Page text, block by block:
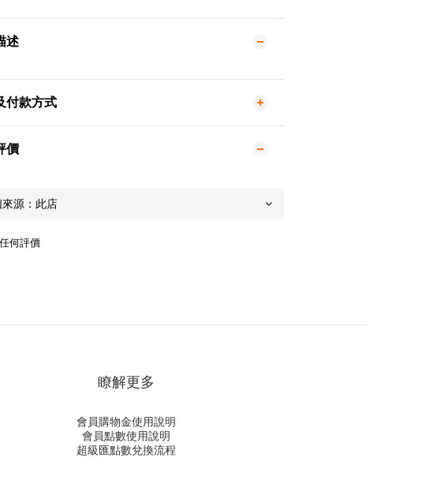
述
付款方式
價
何評價
瞭解更多
會員購物金使用說明
會員點數使用說明
超級匯點數兌換流程